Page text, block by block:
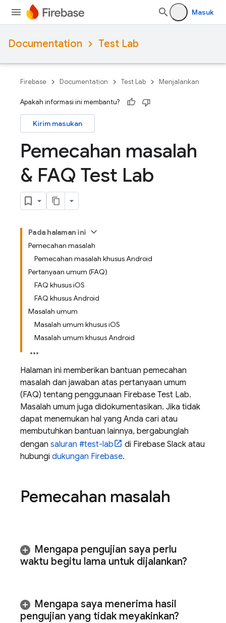
Masuk
Documentation Test Lab
Firebase Documentation Test Lab Menjalankan
Apakah informasi ini membantu?
Kirim masukan
Pemecahan masalah
& FAQ Test Lab
Pada halaman ini
Pemecahan masalah
Pemecahan masalah khusus Android
Pertanyaan umum (FAQ)
FAQ khusus iOS
FAQ khusus Android
Masalah umum
Masalah umum khusus iOS
Masalah umum khusus Android
Halaman ini memberikan bantuan pemecahan
masalah dan jawaban atas pertanyaan umum
(FAQ) tentang penggunaan Firebase Test Lab.
Masalah umum juga didokumentasikan. Jika tidak
dapat menemukan hal yang Anda cari atau
membutuhkan bantuan lainnya, bergabunglah
dengan saluran #test-lab
di Firebase Slack atau
hubungi dukungan Firebase.
Pemecahan masalah
Mengapa pengujian saya perlu
waktu begitu lama untuk dijalankan?
Mengapa saya menerima hasil
pengujian yang tidak meyakinkan?